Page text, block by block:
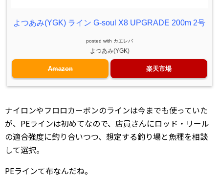
よつあみ(YGK) ライン G-soul X8 UPGRADE 200m 2号
posted with カエレバ
よつあみ(YGK)
Amazon 楽天市場
ナイロンやフロロカーボンのラインは今までも使っていた
が、PEラインは初めてなので、店員さんにロッド・リール
の適合強度に釣り合いつつ、想定する釣り場と魚種を相談
して選択。
PEラインて布なんだね。